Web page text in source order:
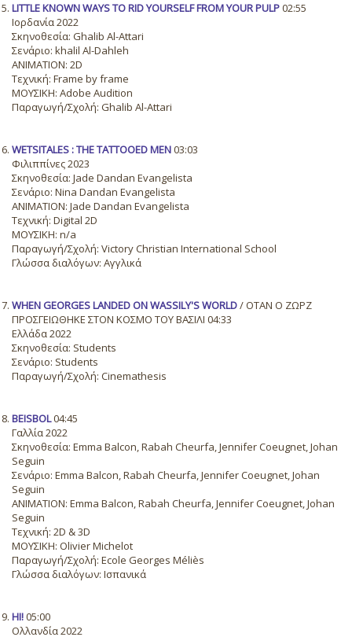
LITTLE KNOWN WAYS TO RID YOURSELF FROM YOUR PULP02:55
Ιορδανία 2022
Σκηνοθεσία: Ghalib Al-Attari
Σενάριο: khalil Al-Dahleh
ANIMATION: 2D
Τεχνική: Frame by frame
ΜΟΥΣΙΚΗ: Adobe Audition
Παραγωγή/Σχολή: Ghalib Al-Attari
WETSITALES : THE TATTOOED MEN03:03
Φιλιππίνες 2023
Σκηνοθεσία: Jade Dandan Evangelista
Σενάριο: Nina Dandan Evangelista
ANIMATION: Jade Dandan Evangelista
Τεχνική: Digital 2D
ΜΟΥΣΙΚΗ: n/a
Παραγωγή/Σχολή: Victory Christian International School
Γλώσσα διαλόγων: Αγγλικά
WHEN GEORGES LANDED ON WASSILY'S WORLD/ ΌΤΑΝ Ο ΖΩΡΖ
ΠΡΟΣΓΕΙΏΘΗΚΕ ΣΤΟΝ ΚΌΣΜΟ ΤΟΥ ΒΑΣΊΛΙ 04:33
Ελλάδα 2022
Σκηνοθεσία: Students
Σενάριο: Students
Παραγωγή/Σχολή: Cinemathesis
BEISBOL04:45
Γαλλία 2022
Σκηνοθεσία: Emma Balcon, Rabah Cheurfa, Jennifer Coeugnet, Johan
Seguin
Σενάριο: Emma Balcon, Rabah Cheurfa, Jennifer Coeugnet, Johan
Seguin
ANIMATION: Emma Balcon, Rabah Cheurfa, Jennifer Coeugnet, Johan
Seguin
Τεχνική: 2D & 3D
ΜΟΥΣΙΚΗ: Olivier Michelot
Παραγωγή/Σχολή: Ecole Georges Méliès
Γλώσσα διαλόγων: Ισπανικά
HI!05:00
Ολλανδία 2022